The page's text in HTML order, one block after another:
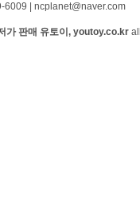
6009 | ncplanet@naver.com
가 판매 유토이, youtoy.co.kr